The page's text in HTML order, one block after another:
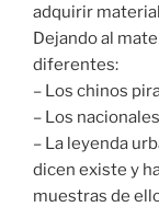
adquirir
Dejando al
diferentes:
– Los chinos
– Los
– La leyenda
dicen existe y
muestras de